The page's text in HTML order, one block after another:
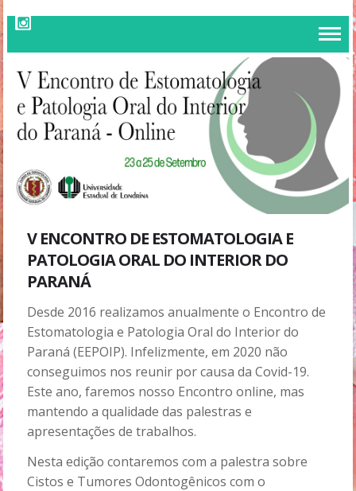
V ENCONTRO DE ESTOMATOLOGIA E
PATOLOGIA ORAL DO INTERIOR DO
PARANÁ
Desde 2016 realizamos anualmente o Encontro de
Estomatologia e Patologia Oral do Interior do
Paraná (EEPOIP). Infelizmente, em 2020 não
conseguimos nos reunir por causa da Covid-19.
Este ano, faremos nosso Encontro online, mas
mantendo a qualidade das palestras e
apresentações de trabalhos.
Nesta edição contaremos com a palestra sobre
Cistos e Tumores Odontogênicos com o